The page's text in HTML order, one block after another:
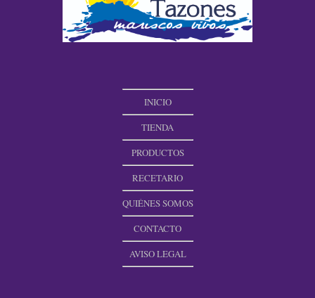
INICIO
TIENDA
PRODUCTOS
RECETARIO
QUIÉNES SOMOS
CONTACTO
AVISO LEGAL